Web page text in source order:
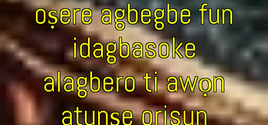
oṣere agbegbe fun
idagbasoke
alagbero ti awọn
atunṣe orisun